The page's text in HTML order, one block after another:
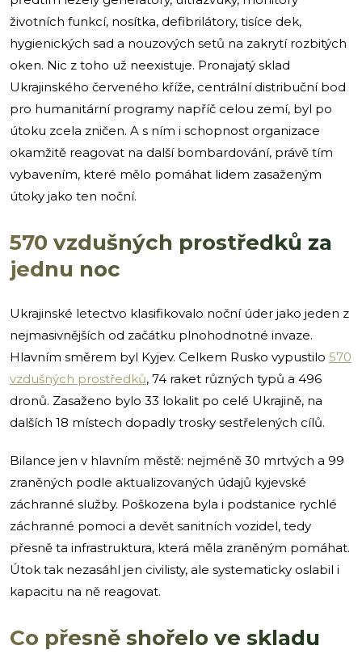
životních funkcí, nosítka, defibrilátory, tisíce dek,
hygienických sad a nouzových setů na zakrytí rozbitých
oken. Nic z toho už neexistuje. Pronajatý sklad
Ukrajinského červeného kříže, centrální distribuční bod
pro humanitární programy napříč celou zemí, byl po
útoku zcela zničen. A s ním i schopnost organizace
okamžitě reagovat na další bombardování, právě tím
vybavením, které mělo pomáhat lidem zasaženým
útoky jako ten noční.
570 vzdušných prostředků za
jednu noc
Ukrajinské letectvo klasifikovalo noční úder jako jeden z
nejmasivnějších od začátku plnohodnotné invaze.
Hlavním směrem byl Kyjev. Celkem Rusko vypustilo 570
vzdušných prostředků, 74 raket různých typů a 496
dronů. Zasaženo bylo 33 lokalit po celé Ukrajině, na
dalších 18 místech dopadly trosky sestřelených cílů.
Bilance jen v hlavním městě: nejméně 30 mrtvých a 99
zraněných podle aktualizovaných údajů kyjevské
záchranné služby. Poškozena byla i podstanice rychlé
záchranné pomoci a devět sanitních vozidel, tedy
přesně ta infrastruktura, která měla zraněným pomáhat.
Útok tak nezasáhl jen civilisty, ale systematicky oslabil i
kapacitu na ně reagovat.
Co přesně shořelo ve skladu